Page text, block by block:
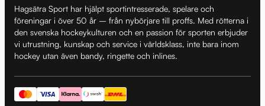
Hagsätra Sport har hjälpt sportintresserade, spelare och
föreningar i över 50 år – från nybörjare till proffs. Med rötterna i
den svenska hockeykulturen och en passion för sporten erbjuder
vi utrustning, kunskap och service i världsklass, inte bara inom
hockey utan även bandy, ringette och inlines.